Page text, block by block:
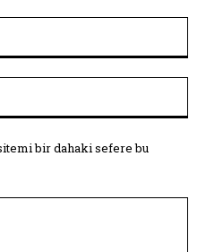
bir dahaki sefere bu